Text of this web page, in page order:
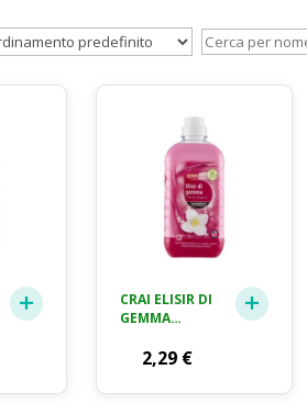
CRAI ELISIR DI
GEMMA
CONCENTRATO
2,29 €